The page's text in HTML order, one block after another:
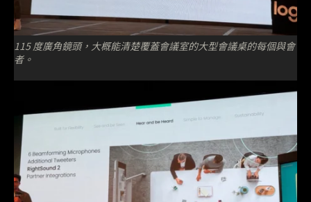
115 度廣角鏡頭，大概能清楚覆蓋會議室的大型會議桌的每個與會
者。